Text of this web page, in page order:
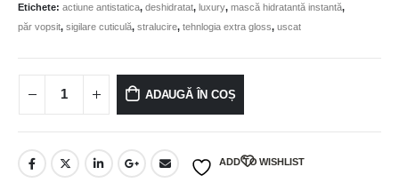
Etichete: actiune antistatica, deshidratat, luxury, mască hidratantă instantă,
păr vopsit, sigilare cuticulă, stralucire, tehnlogia extra gloss, uscat
ADAUGĂ ÎN COȘ
ADD TO WISHLIST